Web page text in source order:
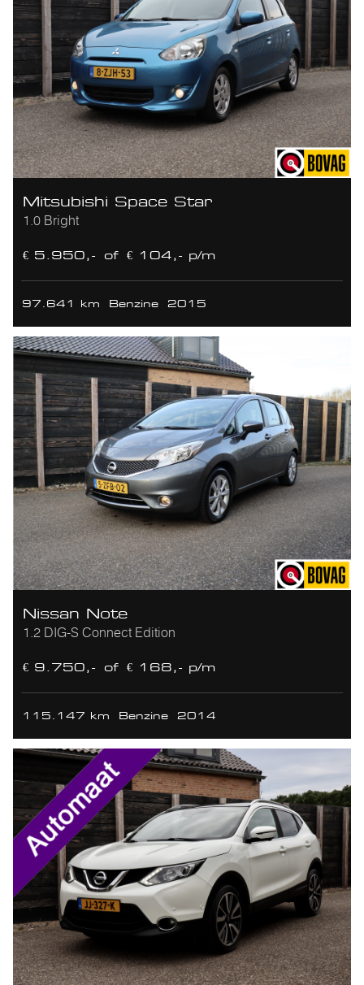
Mitsubishi Space Star
1.0 Bright
€ 5.950,- of € 104,- p/m
97.641 km Benzine 2015
Nissan Note
1.2 DIG-S Connect Edition
€ 9.750,- of € 168,- p/m
115.147 km Benzine 2014